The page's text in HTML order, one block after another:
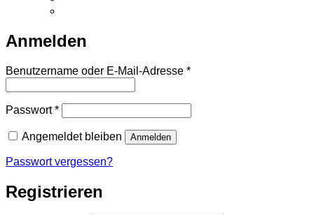
Anmelden
Benutzername oder E-Mail-Adresse *Erforderlich
Passwort*Erforderlich
Angemeldet bleiben Anmelden
Passwort vergessen?
Registrieren